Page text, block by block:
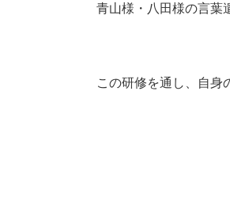
青山様・八田様の言葉
この研修を通し、自身